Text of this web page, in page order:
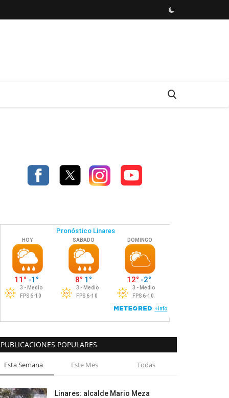
PUBLICACIONES POPULARES
Esta Semana Este Mes Todas
Linares: alcalde Mario Meza